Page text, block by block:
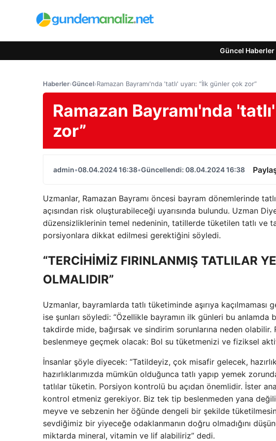
Güncel Haberler
Haberler›Güncel›Ramazan Bayramı'nda 'tatlı' uyarı: “İlk günler çok zor”
Ramazan Bayramı'nda
zor”
admin•08.04.2024 16:38•Güncellendi: 08.04.2024 16:38
Uzmanlar, Ramazan Bayramı öncesi bayram dönemlerinde
açısından risk oluşturabileceği uyarısında bulundu. Uzman
düzensizliklerinin temel nedeninin, tatillerde tüketilen tatlı ve
porsiyonlara dikkat edilmesi gerektiğini söyledi.
“TERCİHİMİZ FIRINLANMIŞ TATLILAR
OLMALIDIR”
Uzmanlar, bayramlarda tatlı tüketiminde aşırıya
ise şunları söyledi: “Özellikle bayramın ilk günleri bu
takdirde mide, bağırsak ve sindirim sorunlarına neden olabilir.
beslenmeye geçmek olacak: Bol su tüketmenizi ve fiziksel
İnsanlar şöyle diyecek: “Tatildeyiz, çok misafir gelecek,
hazırlıklarımızda mümkün olduğunca tatlı yapıp yemek
tatlılar tüketin. Porsiyon kontrolü bu açıdan önemlidir. İster
kontrol etmeniz gerekiyor. Biz tek tip beslenmeden yana
meyve ve sebzenin her öğünde dengeli bir şekilde
sevdiğimiz bir yiyeceğe odaklanmanın doğru olmadığını
miktarda mineral, vitamin ve lif alabiliriz” dedi.